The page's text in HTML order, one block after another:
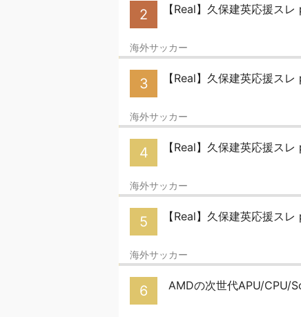
2 【Real】久保建英応援ス
海外サッカー
3 【Real】久保建英応援ス
海外サッカー
4 【Real】久保建英応援ス
海外サッカー
5 【Real】久保建英応援ス
海外サッカー
6 AMDの次世代APU/CPU/